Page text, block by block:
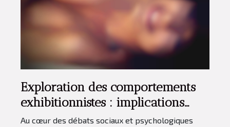
Exploration des comportements
exhibitionnistes : implications
psychologiques et sociales
Au cœur des débats sociaux et psychologiques